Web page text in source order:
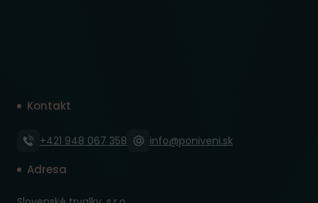
Kontakt
+421 948 067 358 info@poniveni.sk
Adresa